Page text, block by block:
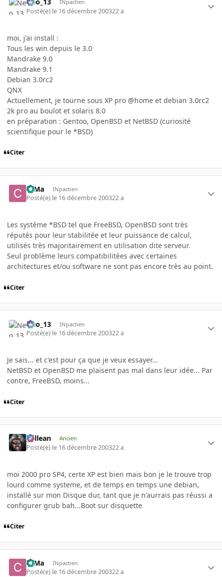
INpactien
Posté(e) le 16 décembre 200322 a
moi, j'ai install :
Tous les win depuis le 3.0
Mandrake 9.0
Mandrake 9.1
Debian 3.0rc2
QNX
Actuellement, je tourne sous XP pro @home et debian 3.0rc2
2k pro au boulot et solaris 8.0
en préparation : Gentoo, OpenBSD et NetBSD (curiosité
scientifique pour le *BSD)
Citer
c0Ma INpactien
Posté(e) le 16 décembre 200322 a
Les système *BSD tel que FreeBSD, OpenBSD sont très
réputés pour leur stabilitée et leur puissance de calcul,
utilisés très majoritairement en utilisation dite serveur.
Seul problème leurs compatibilitées avec certaines
architectures et/ou software ne sont pas encore très au point.
Citer
Neo_13 INpactien
Posté(e) le 16 décembre 200322 a
Je sais... et c'est pour ça que je veux essayer...
NetBSD et OpenBSD me plaisent pas mal dans leur idée... Par
contre, FreeBSD, moins...
Citer
gallean Ancien
Posté(e) le 16 décembre 200322 a
moi 2000 pro SP4, certe XP est bien mais bon je le trouve trop
lourd comme systeme, et de temps en temps une debian,
installé sur mon Disque dur, tant que je n'aurrais pas réussi a
configurer grub bah...Boot sur disquette
Citer
c0Ma INpactien
Posté(e) le 16 décembre 200322 a